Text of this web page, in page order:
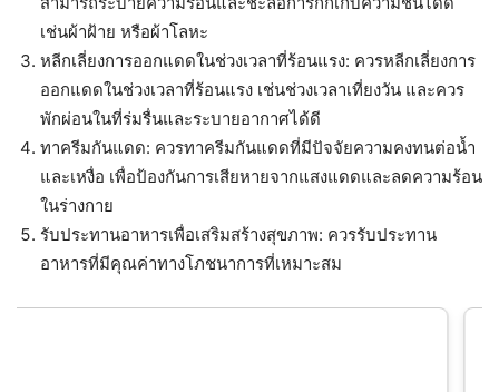
เช่นผ้าฝ้าย หรือผ้าโลหะ
หลีกเลี่ยงการออกแดดในช่วงเวลาที่ร้อนแรง: ควรหลีกเลี่ยงการ
ออกแดดในช่วงเวลาที่ร้อนแรง เช่นช่วงเวลาเที่ยงวัน และควร
พักผ่อนในที่ร่มรื่นและระบายอากาศได้ดี
ทาครีมกันแดด: ควรทาครีมกันแดดที่มีปัจจัยความคงทนต่อน้ำ
และเหงื่อ เพื่อป้องกันการเสียหายจากแสงแดดและลดความร้อน
ในร่างกาย
รับประทานอาหารเพื่อเสริมสร้างสุขภาพ: ควรรับประทาน
อาหารที่มีคุณค่าทางโภชนาการที่เหมาะสม